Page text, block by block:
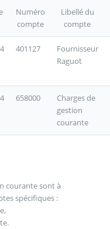
Numéro
compte
Libellé du
compte
401127
Fournisseur
Raguot
658000
Charges de
gestion
courante
courante sont à
spécifiques :